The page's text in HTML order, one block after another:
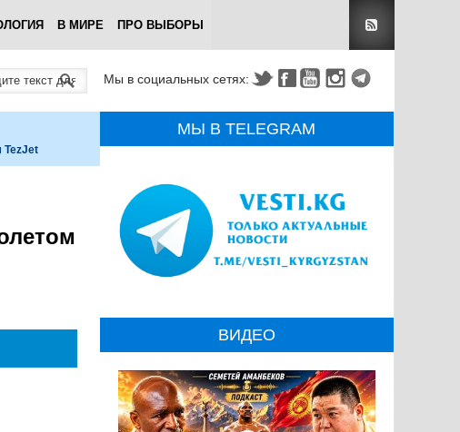
В МИРЕ ПРО ВЫБОРЫ
Мы в социальных сетях:
TezJet
МЫ В TELEGRAM
ВИДЕО